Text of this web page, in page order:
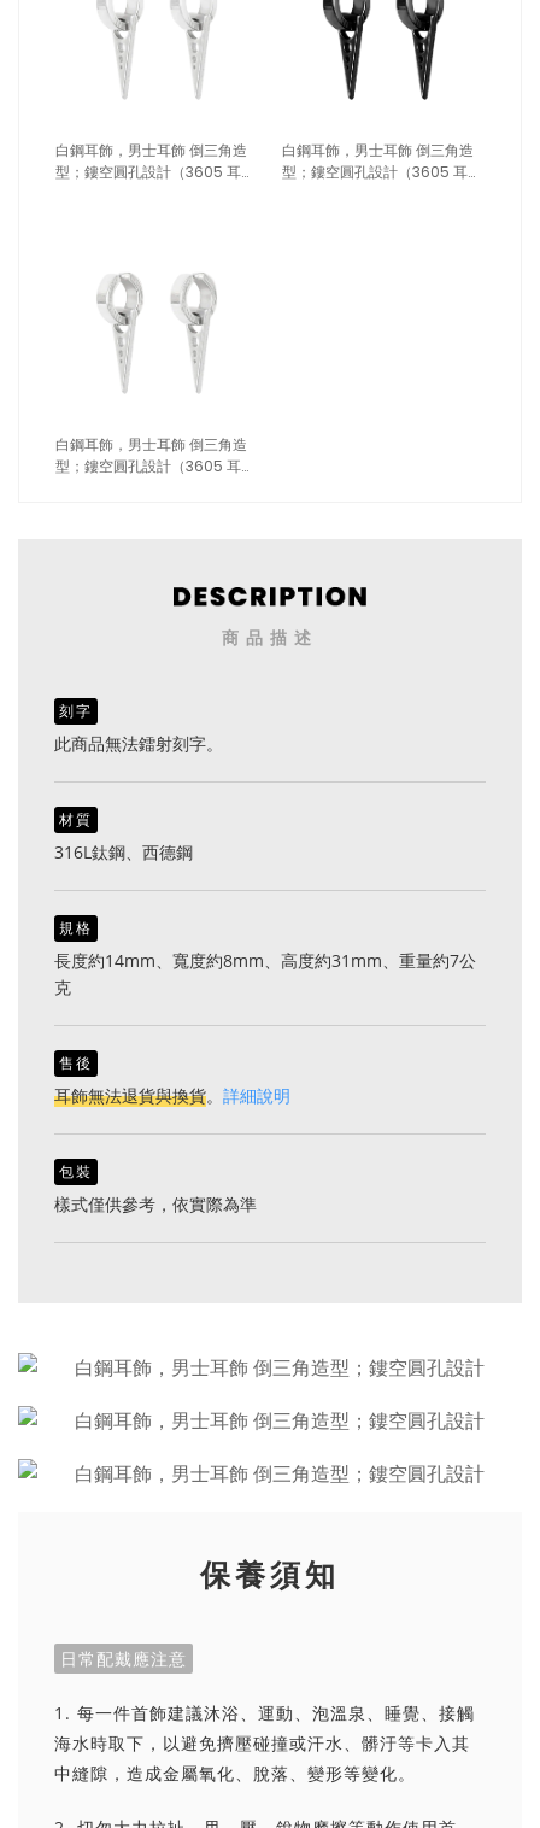
白鋼耳飾，男士耳飾 倒三角造
型；鏤空圓孔設計（3605 耳扣
白鋼耳飾，男士耳飾 倒三角造
型；鏤空圓孔設計（3605 耳扣
白鋼耳飾，男士耳飾 倒三角造
型；鏤空圓孔設計（3605 耳夾
商品描述
刻字
此商品無法鐳射刻字。
材質
316L鈦鋼、西德鋼
規格
長度約14mm、寬度約8mm、高度約31mm、重量約7公
克
售後
耳飾無法退貨與換貨。 詳細說明
包裝
樣式僅供參考，依實際為準
保養須知
日常配戴應注意
1. 每一件首飾建議沐浴、運動、泡溫泉、睡覺、接觸
海水時取下，以避免擠壓碰撞或汗水、髒汙等卡入其
中縫隙，造成金屬氧化、脫落、變形等變化。